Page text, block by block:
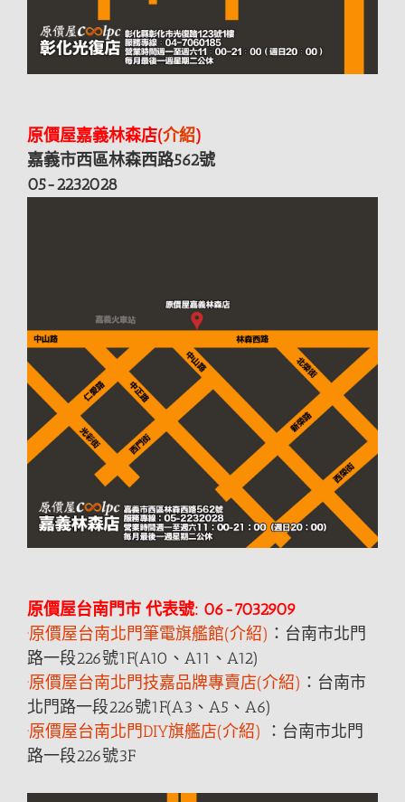
原價屋嘉義林森店(介紹)
嘉義市西區林森西路562號
05-2232028
原價屋台南門市 代表號: 06-7032909
·原價屋台南北門筆電旗艦館(介紹) ：台南市北門
路一段226號1F(A10、A11、A12)
·原價屋台南北門技嘉品牌專賣店(介紹) ：台南市
北門路一段226號1F(A3、A5、A6)
·原價屋台南北門DIY旗艦店(介紹)
：台南市北門
路一段226號3F